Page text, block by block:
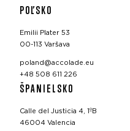
POĽSKO
Emilii Plater 53
00-113 Varšava
poland@accolade.eu
+48 508 611 226
ŠPANIELSKO
Calle del Justicia 4, 1ºB
46004 Valencia